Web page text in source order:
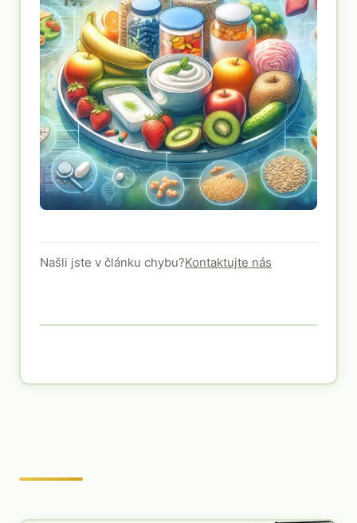
Našli jste v článku chybu?Kontaktujte nás